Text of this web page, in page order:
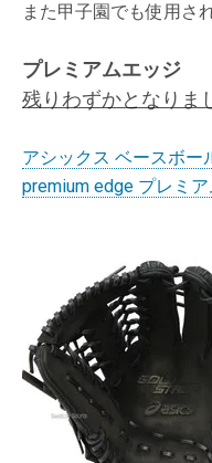
また甲子園でも使用さ
プレミアムエッジ
残りわずかとなりま
アシックス ベースボー
premium edge プレミ